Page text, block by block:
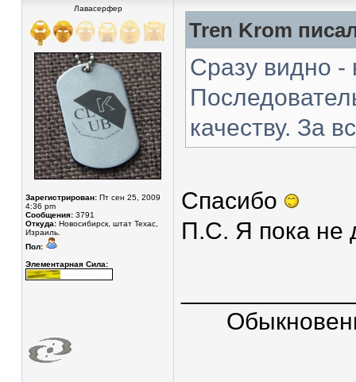
Лавасерфер
Зарегистрирован: Пт сен 25, 2009
4:36 pm
Сообщения: 3791
Откуда: Новосибирск, штат Техас,
Израиль.
Пол:
Элементарная Сила:
Tren Krom
Сразу видно -
качеству. За
Спасибо
П.С. Я пока не